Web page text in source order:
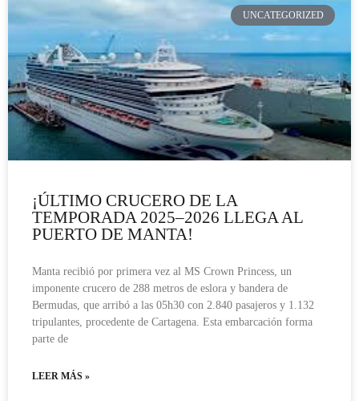
UNCATEGORIZED
¡ÚLTIMO CRUCERO DE LA
TEMPORADA 2025–2026 LLEGA AL
PUERTO DE MANTA!
Manta recibió por primera vez al MS Crown Princess, un
imponente crucero de 288 metros de eslora y bandera de
Bermudas, que arribó a las 05h30 con 2.840 pasajeros y 1.132
tripulantes, procedente de Cartagena. Esta embarcación forma
parte de
LEER MÁS »